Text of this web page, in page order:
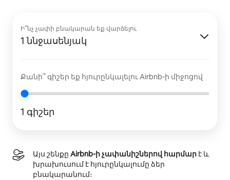
Ի՞նչ չափի բնակարան եք վարձելու
1 ննջասենյակ
Քանի՞ գիշեր եք հյուրընկալելու Airbnb-ի միջոցով
1 գիշեր
Այս շենքը Airbnb-ի չափանիշներով հարմար է և
խրախուսում է հյուրընկալումը ձեր
բնակարանում։